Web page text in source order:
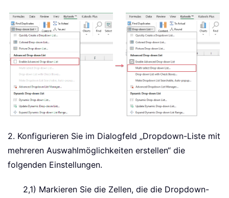
2. Konfigurieren Sie im Dialogfeld „Dropdown-Liste mit
mehreren Auswahlmöglichkeiten erstellen“ die
folgenden Einstellungen.
2,1) Markieren Sie die Zellen, die die Dropdown-